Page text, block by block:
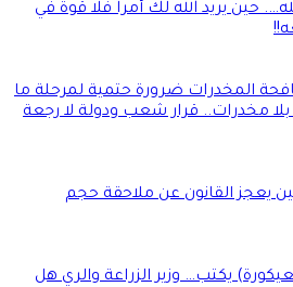
حين يريد الله لك أمراً فلا قوة في
المخدرات ضرورة حتمية لمرحلة ما
مخدرات.. قرار شعب ودولة لا رجعة
يعجز القانون عن ملاحقة حجم
يكتب… وزير الزراعة والري هل